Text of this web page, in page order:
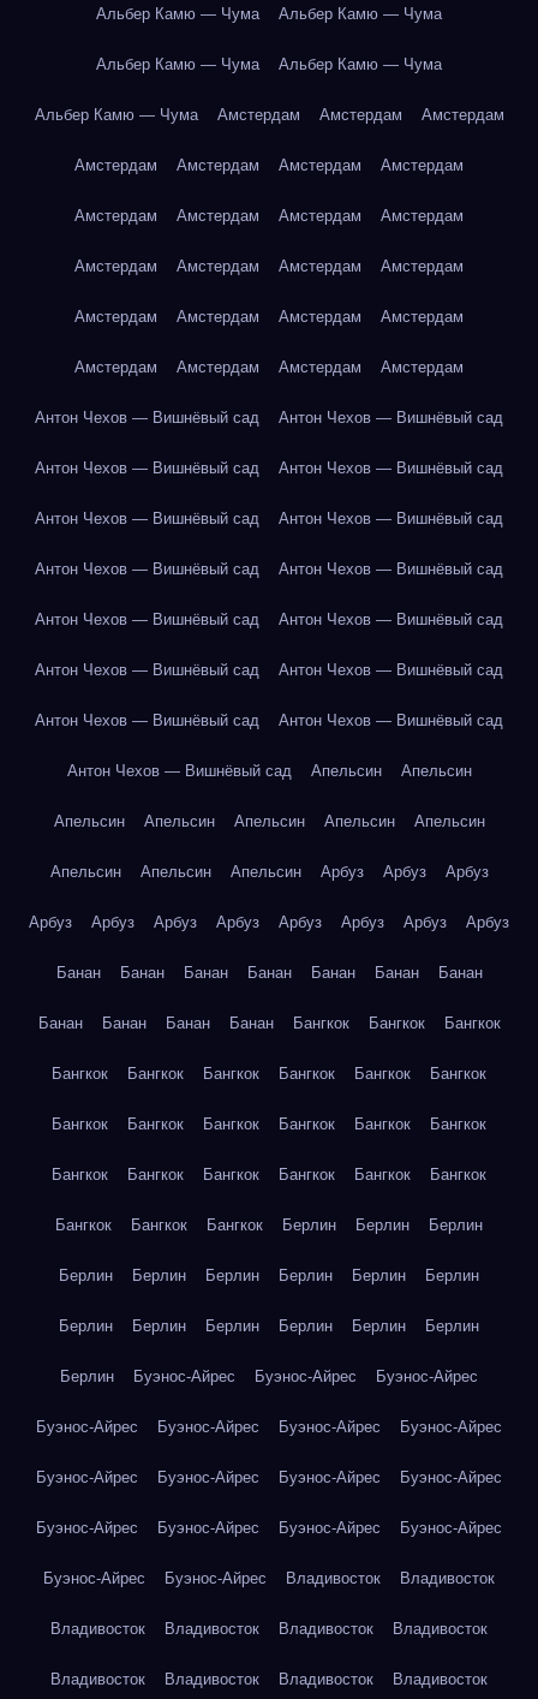
Альбер Камю — Чума Альбер Камю — Чума
Альбер Камю — Чума Альбер Камю — Чума
Альбер Камю — Чума Амстердам Амстердам Амстердам
Амстердам Амстердам Амстердам Амстердам
Амстердам Амстердам Амстердам Амстердам
Амстердам Амстердам Амстердам Амстердам
Амстердам Амстердам Амстердам Амстердам
Амстердам Амстердам Амстердам Амстердам
Антон Чехов — Вишнёвый сад Антон Чехов — Вишнёвый сад
Антон Чехов — Вишнёвый сад Антон Чехов — Вишнёвый сад
Антон Чехов — Вишнёвый сад Антон Чехов — Вишнёвый сад
Антон Чехов — Вишнёвый сад Антон Чехов — Вишнёвый сад
Антон Чехов — Вишнёвый сад Антон Чехов — Вишнёвый сад
Антон Чехов — Вишнёвый сад Антон Чехов — Вишнёвый сад
Антон Чехов — Вишнёвый сад Антон Чехов — Вишнёвый сад
Антон Чехов — Вишнёвый сад Апельсин Апельсин
Апельсин Апельсин Апельсин Апельсин Апельсин
Апельсин Апельсин Апельсин Арбуз Арбуз Арбуз
Арбуз Арбуз Арбуз Арбуз Арбуз Арбуз Арбуз Арбуз
Банан Банан Банан Банан Банан Банан Банан
Банан Банан Банан Банан Бангкок Бангкок Бангкок
Бангкок Бангкок Бангкок Бангкок Бангкок Бангкок
Бангкок Бангкок Бангкок Бангкок Бангкок Бангкок
Бангкок Бангкок Бангкок Бангкок Бангкок Бангкок
Бангкок Бангкок Бангкок Берлин Берлин Берлин
Берлин Берлин Берлин Берлин Берлин Берлин
Берлин Берлин Берлин Берлин Берлин Берлин
Берлин Буэнос-Айрес Буэнос-Айрес Буэнос-Айрес
Буэнос-Айрес Буэнос-Айрес Буэнос-Айрес Буэнос-Айрес
Буэнос-Айрес Буэнос-Айрес Буэнос-Айрес Буэнос-Айрес
Буэнос-Айрес Буэнос-Айрес Буэнос-Айрес Буэнос-Айрес
Буэнос-Айрес Буэнос-Айрес Владивосток Владивосток
Владивосток Владивосток Владивосток Владивосток
Владивосток Владивосток Владивосток Владивосток